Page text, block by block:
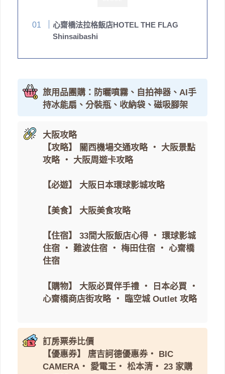
心齋橋法拉格飯店HOTEL THE FLAG
Shinsaibashi
旅用品團購：防曬噴霧、自拍神器、AI手
持冰能扇、分裝瓶、收納袋、磁吸腳架
大阪攻略
【攻略】
關西機場交通攻略・ 大阪景點
攻略・ 大阪周遊卡攻略
【必遊】 大阪日本環球影城攻略
【美食】 大阪美食攻略
【住宿】 33間大阪飯店心得 ・ 環球影城
住宿 ・ 難波住宿 ・ 梅田住宿 ・ 心齋橋
住宿
【購物】 大阪必買伴手禮 ・ 日本必買 ・
心齋橋商店街攻略・ 臨空城 Outlet 攻略
訂房票券比價
【優惠券】
唐吉訶德優惠券・
BIC
CAMERA ・ 愛電王 ・ 松本清 ・ 23 家購